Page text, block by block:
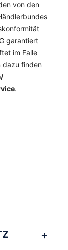
von den
garantiert
im Falle
dazu finden
.